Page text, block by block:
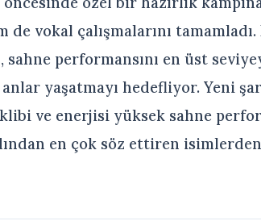
de vokal çalışmalarını
sahne performansını en üst
yaşatmayı hedefliyor. Yeni
ve enerjisi yüksek sahne
en çok söz ettiren